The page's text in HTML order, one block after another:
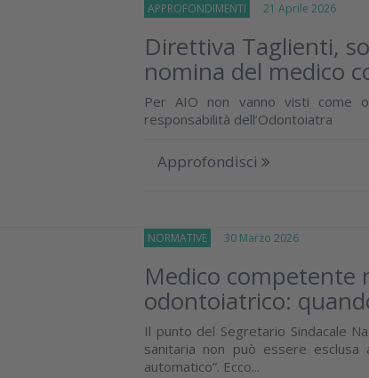
APPROFONDIMENTI 21 Aprile 2026
Direttiva Taglienti,
nomina del medico
Per AIO non vanno visti come
responsabilità dell’Odontoiatra
Approfondisci
NORMATIVE 30 Marzo 2026
Medico competente
odontoiatrico:
Il punto del Segretario Sindacale
sanitaria non può essere
automatico”. Ecco...